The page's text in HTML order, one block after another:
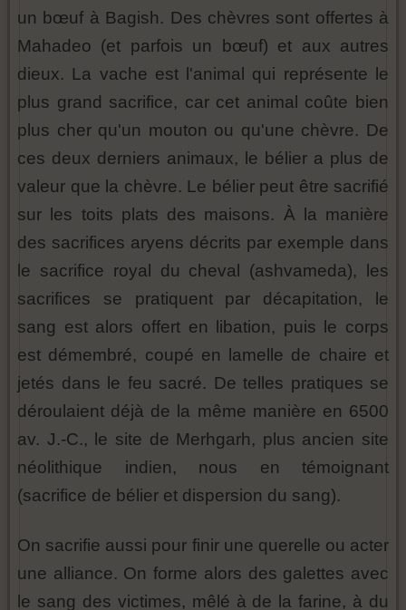
un bœuf à Bagish. Des chèvres sont offertes à
Mahadeo (et parfois un bœuf) et aux autres
dieux. La vache est l'animal qui représente le
plus grand sacrifice, car cet animal coûte bien
plus cher qu'un mouton ou qu'une chèvre. De
ces deux derniers animaux, le bélier a plus de
valeur que la chèvre. Le bélier peut être sacrifié
sur les toits plats des maisons. À la manière
des sacrifices aryens décrits par exemple dans
le sacrifice royal du cheval (ashvameda), les
sacrifices se pratiquent par décapitation, le
sang est alors offert en libation, puis le corps
est démembré, coupé en lamelle de chaire et
jetés dans le feu sacré. De telles pratiques se
déroulaient déjà de la même manière en 6500
av. J.-C., le site de Merhgarh, plus ancien site
néolithique indien, nous en témoignant
(sacrifice de bélier et dispersion du sang).
On sacrifie aussi pour finir une querelle ou acter
une alliance. On forme alors des galettes avec
le sang des victimes, mêlé à de la farine, à du